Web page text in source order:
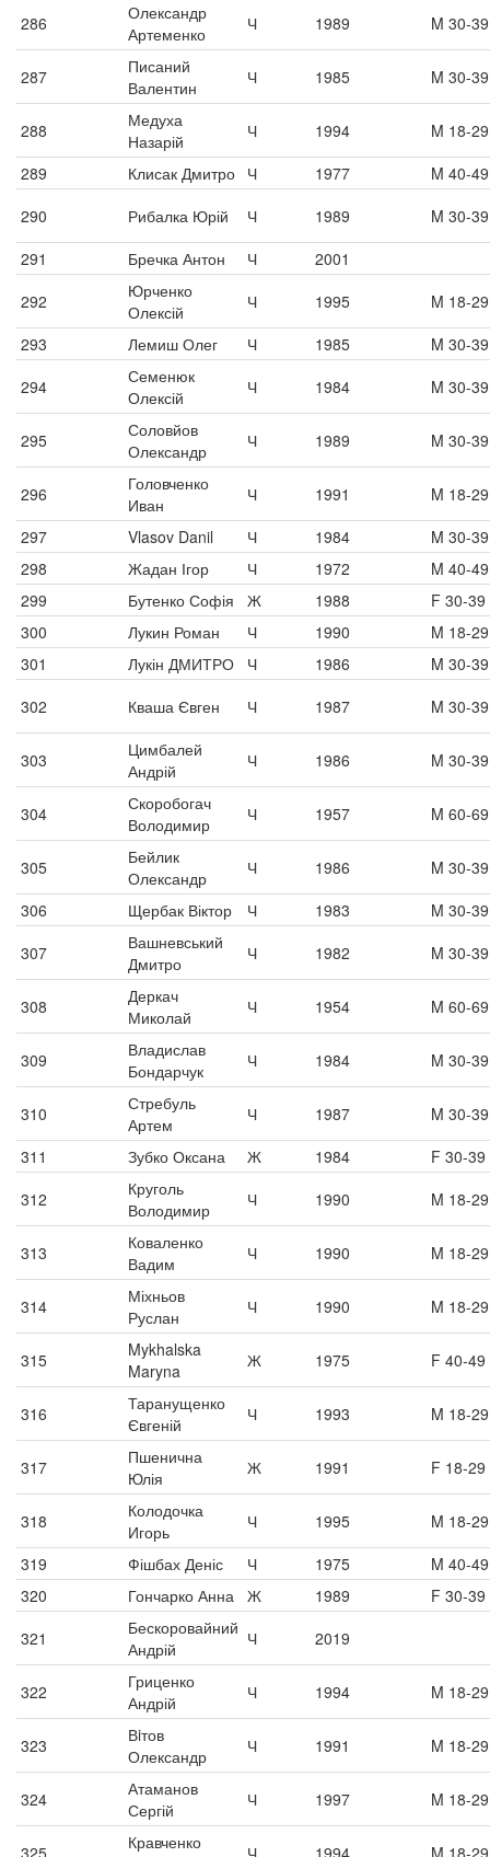
286
Олександр
Артеменко
Ч 1989 M 30-39
287
Писаний
Валентин
Ч 1985 M 30-39
288
Медуха
Назарій
Ч 1994
M 18-29
289
Клисак Дмитро Ч 1977
M 40-49
290
Рибалка Юрій Ч 1989
M 30-39
291
Бречка Антон Ч
2001
292
Юрченко
Олексій
Ч 1995
M 18-29
293
Лемиш Олег Ч 1985
M 30-39
294
Семенюк
Олексій
Ч 1984 M 30-39
295
Соловйов
Олександр
Ч 1989 M 30-39
296
Головченко
Иван
Ч 1991
M 18-29
297
Vlasov Danil Ч 1984
M 30-39
298
Жадан Ігор Ч 1972
M 40-49
299
Бутенко Софія Ж 1988
F 30-39
300
Лукин Роман Ч 1990
M 18-29
301
Лукін ДМИТРО Ч 1986
M 30-39
302
Кваша Євген Ч 1987 M 30-39
303
Цимбалей
Андрій
Ч 1986 M 30-39
304
Скоробогач
Володимир
Ч 1957 M 60-69
305
Бейлик
Олександр
Ч 1986
M 30-39
306
Щербак Віктор Ч 1983
M 30-39
307
Вашневський
Дмитро
Ч 1982 M 30-39
308
Деркач
Миколай
Ч 1954 M 60-69
309
Владислав
Бондарчук
Ч 1984 M 30-39
310
Стребуль
Артем
Ч 1987
M 30-39
311
Зубко Оксана Ж 1984
F 30-39
312
Круголь
Володимир
Ч 1990 M 18-29
313
Коваленко
Вадим
Ч 1990 M 18-29
314
Міхньов
Руслан
Ч 1990 M 18-29
315
Mykhalska
Maryna
Ж 1975 F 40-49
316
Таранущенко
Євгеній
Ч 1993 M 18-29
317
Пшенична
Юлія
Ж 1991 F 18-29
318
Колодочка
Игорь
Ч 1995
M 18-29
319
Фішбах Деніс Ч 1975
M 40-49
320
Гончарко Анна Ж 1989
F 30-39
321
Бескоровайний
Андрій
Ч 2019
322
Гриценко
Андрій
Ч 1994 M 18-29
323
Вiтов
Олександр
Ч 1991 M 18-29
324
Атаманов
Сергій
Ч 1997 M 18-29
325
Кравченко
Ч 1994 M 18-29